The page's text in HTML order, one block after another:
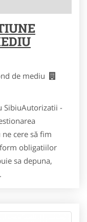
de mediu
SibiuAutorizatii -
cere să fim
obligatiilor
sa depuna,